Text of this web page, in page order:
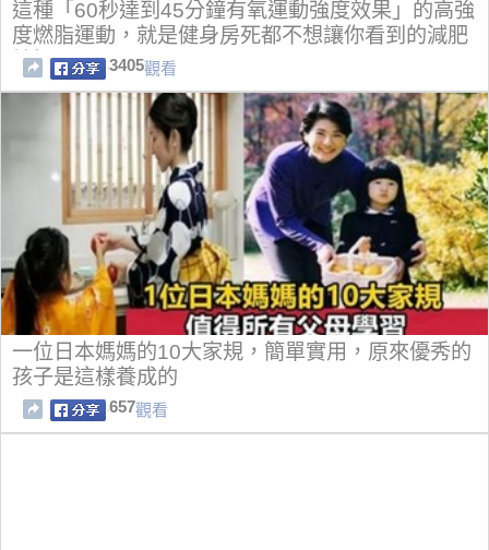
這種「60秒達到45分鐘有氧運動強度效果」的高強
度燃脂運動，就是健身房死都不想讓你看到的減肥
妙招！
3405觀看
一位日本媽媽的10大家規，簡單實用，原來優秀的
孩子是這樣養成的
657觀看